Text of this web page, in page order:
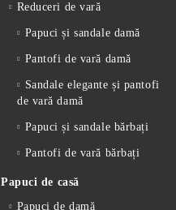
Reduceri de vară
Papuci și sandale damă
Pantofi de vară damă
Sandale elegante și pantofi
de vară damă
Papuci și sandale bărbați
Pantofi de vară bărbați
Papuci de casă
Papuci de damă